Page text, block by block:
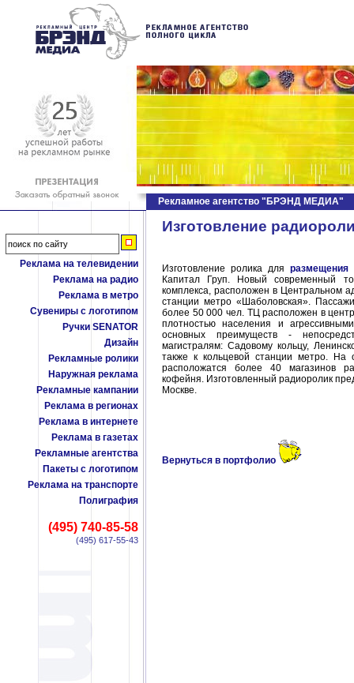
Изготовление
Реклама на телевидении
Реклама на радио
Реклама в метро
Сувениры с логотипом
Ручки SENATOR
Дизайн
Рекламные ролики
Наружная реклама
Рекламные кампании
Реклама в регионах
Реклама в интернете
Реклама в газетах
Рекламные агентства
Пакеты с логотипом
Реклама на транспорте
Полиграфия
(495) 740-85-58
(495) 617-55-43
Рекламное агентство "БРЭНД МЕДИА"
Изготовление ролика для
Капитал Груп. Новый современный
комплекса, расположен в Центральном
станции метро «Шаболовская».
более 50 000 чел. ТЦ расположен в
плотностью населения и
основных преимуществ -
магистралям: Садовому кольцу,
также к кольцевой станции метро.
расположатся более 40 магазинов
кофейня. Изготовленный радиоролик
Москве.
Вернуться в портфолио